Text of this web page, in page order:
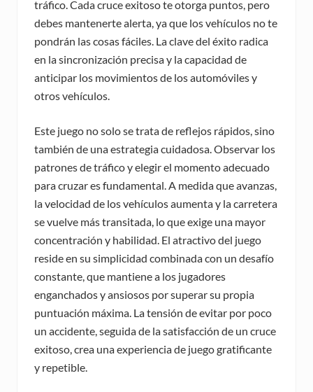
tráfico. Cada cruce exitoso te otorga puntos, pero
debes mantenerte alerta, ya que los vehículos no te
pondrán las cosas fáciles. La clave del éxito radica
en la sincronización precisa y la capacidad de
anticipar los movimientos de los automóviles y
otros vehículos.
Este juego no solo se trata de reflejos rápidos, sino
también de una estrategia cuidadosa. Observar los
patrones de tráfico y elegir el momento adecuado
para cruzar es fundamental. A medida que avanzas,
la velocidad de los vehículos aumenta y la carretera
se vuelve más transitada, lo que exige una mayor
concentración y habilidad. El atractivo del juego
reside en su simplicidad combinada con un desafío
constante, que mantiene a los jugadores
enganchados y ansiosos por superar su propia
puntuación máxima. La tensión de evitar por poco
un accidente, seguida de la satisfacción de un cruce
exitoso, crea una experiencia de juego gratificante
y repetible.